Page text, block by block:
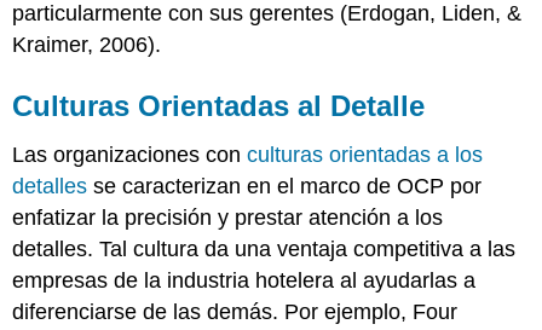
particularmente con sus gerentes (Erdogan, Liden, &
Kraimer, 2006).
Culturas Orientadas al Detalle
Las organizaciones conculturas orientadas a los
detalles se caracterizan en el marco de OCP por
enfatizar la precisión y prestar atención a los
detalles. Tal cultura da una ventaja competitiva a las
empresas de la industria hotelera al ayudarlas a
diferenciarse de las demás. Por ejemplo, Four